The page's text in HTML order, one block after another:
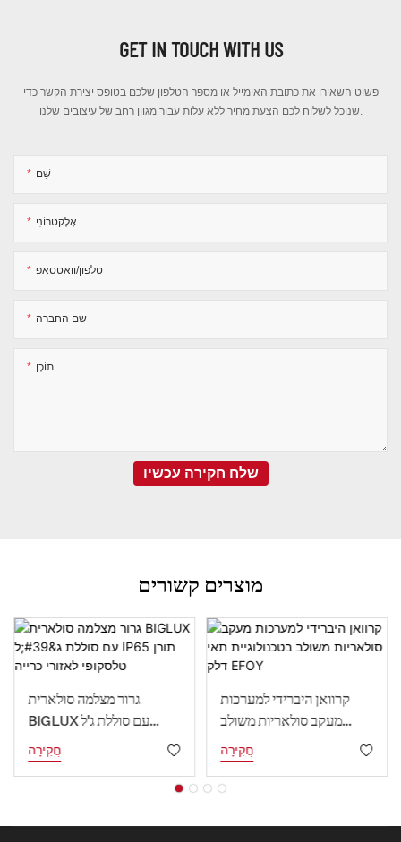
GET IN TOUCH WITH US
פשוט השאירו את כתובת האימייל או מספר הטלפון שלכם בטופס יצירת הקשר כדי
שנוכל לשלוח לכם הצעת מחיר ללא עלות עבור מגוון רחב של עיצובים שלנו.
שֵׁם
אֶלֶקטרוֹנִי
טלפון/וואטסאפ
שם החברה
תוֹכֶן
שלח חקירה עכשיו
מוצרים קשורים
גרור מצלמה סולארית
BIGLUX עם סוללת ג'ל
כרייה
חֲקִירָה
קרוואן היברידי למערכות
מעקב סולאריות משולב
בטכנולוגיית תאי דלק EFOY
חֲקִירָה